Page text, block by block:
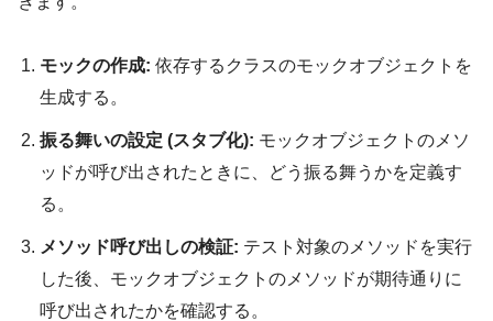
モックの作成: 依存するクラスのモックオブジェクトを
生成する。
振る舞いの設定 (スタブ化): モックオブジェクトのメソ
ッドが呼び出されたときに、どう振る舞うかを定義す
る。
メソッド呼び出しの検証: テスト対象のメソッドを実行
した後、モックオブジェクトのメソッドが期待通りに
呼び出されたかを確認する。